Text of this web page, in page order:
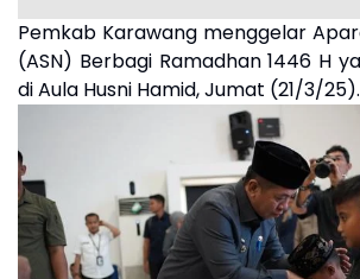
Pemkab Karawang menggelar
(ASN) Berbagi Ramadhan 1446 H
di Aula Husni Hamid, Jumat (21/3/25).